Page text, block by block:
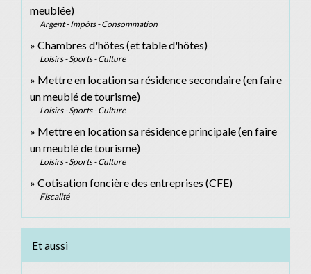
meublée)
Argent - Impôts - Consommation
Chambres d'hôtes (et table d'hôtes)
Loisirs - Sports - Culture
Mettre en location sa résidence secondaire (en faire
un meublé de tourisme)
Loisirs - Sports - Culture
Mettre en location sa résidence principale (en faire
un meublé de tourisme)
Loisirs - Sports - Culture
Cotisation foncière des entreprises (CFE)
Fiscalité
Et aussi